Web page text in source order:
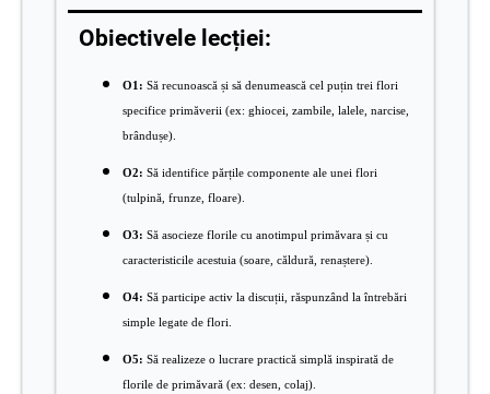
Obiectivele lecției:
O1: Să recunoască și să denumească cel puțin trei flori
specifice primăverii (ex: ghiocei, zambile, lalele, narcise,
brândușe).
O2: Să identifice părțile componente ale unei flori
(tulpină, frunze, floare).
O3: Să asocieze florile cu anotimpul primăvara și cu
caracteristicile acestuia (soare, căldură, renaștere).
O4: Să participe activ la discuții, răspunzând la întrebări
simple legate de flori.
O5: Să realizeze o lucrare practică simplă inspirată de
florile de primăvară (ex: desen, colaj).